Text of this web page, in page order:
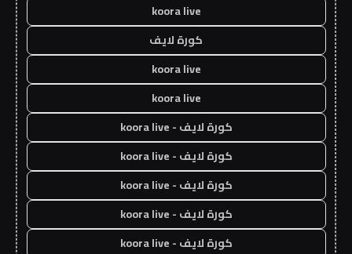
koora live
كورة لايف
koora live
koora live
كورة لايف - koora live
كورة لايف - koora live
كورة لايف - koora live
كورة لايف - koora live
كورة لايف - koora live